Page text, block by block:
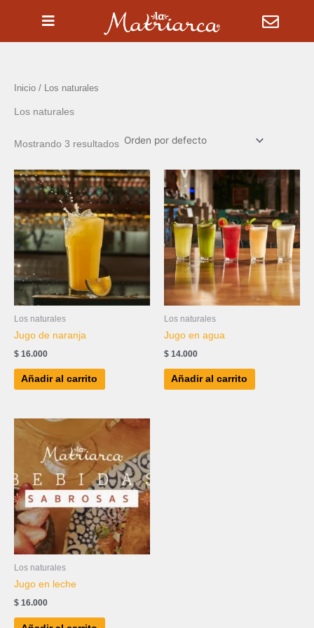
Inicio / Los naturales
Los naturales
Mostrando 3 resultados
Los naturales
Jugo de naranja
$ 16.000
Añadir al carrito
Los naturales
Jugo en agua
$ 14.000
Añadir al carrito
Los naturales
Jugo en leche
$ 16.000